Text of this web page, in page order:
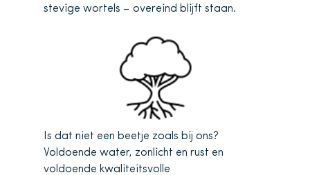
stevige wortels – overeind blijft staan.
Is dat niet een beetje zoals bij ons?
Voldoende water, zonlicht en rust en
voldoende kwaliteitsvolle